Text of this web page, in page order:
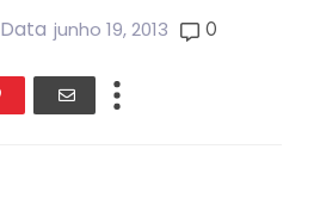
Data junho 19, 2013 0